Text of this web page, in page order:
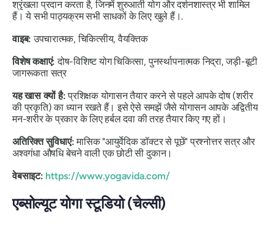
श्रृंखला प्रदान करता है, जिनमें शुरुआती योग और दर्शनशास्त्र भी शामिल
हैं। ये सभी पाठ्यक्रम सभी साधकों के लिए खुले हैं।.
वाइब: उपचारात्मक, चिकित्सीय, वैयक्तिक
विशेष कक्षाएं: दोष-विशिष्ट योग चिकित्सा, पुनर्स्थापनात्मक निद्रा, जड़ी-बूटी
जागरूकता सत्र
यह खास क्यों है:प्रशिक्षक योगासन तैयार करने से पहले आपके दोष (शरीर
की प्रकृति) का ध्यान रखते हैं। इसे ऐसे समझें जैसे योगासन आपके अद्वितीय
मन-शरीर के प्रकार के लिए हर्बल दवा की तरह तैयार किए गए हों।
अतिरिक्त सुविधाएं:मासिक "आयुर्वेदिक डॉक्टर से पूछें" प्रश्नोत्तर सत्र और
अश्वगंधा औषधि बेचने वाली एक छोटी सी दुकान।
वेबसाइट: https://www.yogavida.com/
एब्सोल्यूट योगा स्टूडियो (चेल्सी)